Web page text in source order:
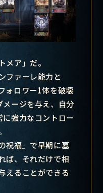
メア」だ。
ファーレ能力と
ォロワー1体を破壊
ージを与え、自分
強力なコントロー
祝福』で早期に墓
ば、それだけで相
えることができる